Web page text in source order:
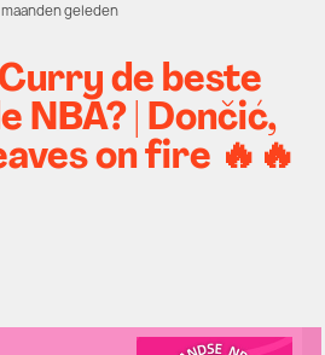
geleden
de beste
NBA? | Dončić,
on fire 🔥🔥